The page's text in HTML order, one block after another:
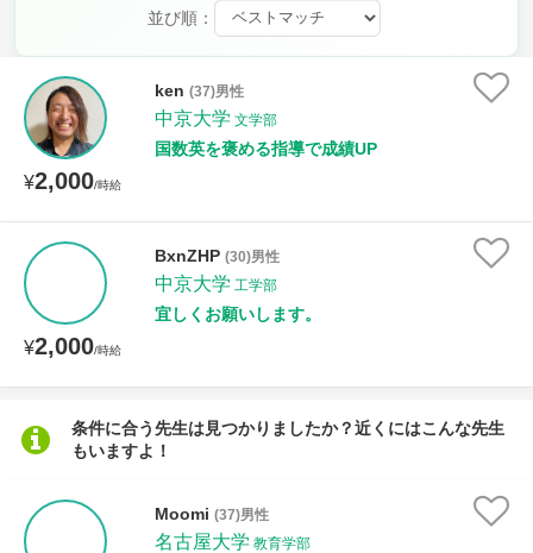
並び順：
¥2,000/時給
ken (37)男性
中京大学 文学部
国数英を褒める指導で成績UP
¥2,000/時給
BxnZHP (30)男性
中京大学 工学部
宜しくお願いします。
条件に合う先生は見つかりましたか？近くにはこんな先生
もいますよ！
Moomi (37)男性
名古屋大学 教育学部
時給：¥1,000 ～ ¥10,000
授業可能日
土曜日 日曜日
所属大学
年齢：18-101歳